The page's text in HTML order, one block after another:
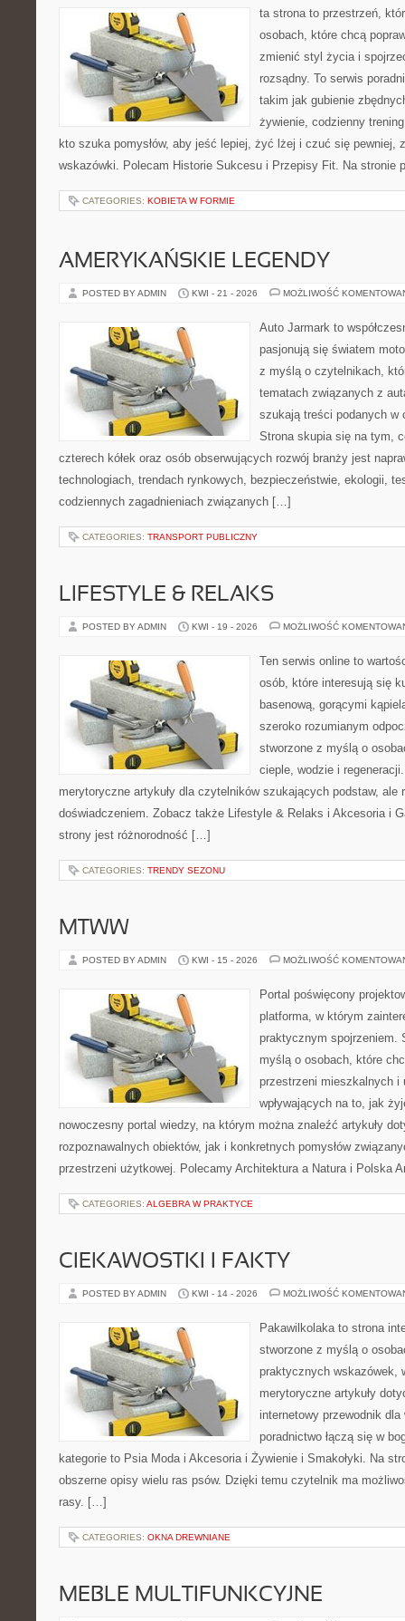
ta strona to przestrzeń,
osobach, które chcą
zmienić styl życia i
rozsądny. To serwis
takim jak gubienie
żywienie, codzienny
kto szuka pomysłów, aby jeść lepiej, żyć lżej i czuć się pewniej,
wskazówki. Polecam Historie Sukcesu i Przepisy Fit. Na stronie
CATEGORIES: KOBIETA W FORMIE
AMERYKAŃSKIE LEGENDY
POSTED BY ADMIN KWI - 21 - 2026 MOŻLIWOŚĆ
Auto Jarmark to
pasjonują się światem
z myślą o czytelnikach,
tematach związanych z
szukają treści podanych
Strona skupia się na tym,
czterech kółek oraz osób obserwujących rozwój branży jest
technologiach, trendach rynkowych, bezpieczeństwie, ekologii,
codziennych zagadnieniach związanych […]
CATEGORIES: TRANSPORT PUBLICZNY
LIFESTYLE & RELAKS
POSTED BY ADMIN KWI - 19 - 2026 MOŻLIWOŚĆ
Ten serwis online to
osób, które interesują się
basenową, gorącymi
szeroko rozumianym
stworzone z myślą o
cieple, wodzie i
merytoryczne artykuły dla czytelników szukających podstaw, ale
doświadczeniem. Zobacz także Lifestyle & Relaks i Akcesoria i
strony jest różnorodność […]
CATEGORIES: TRENDY SEZONU
MTWW
POSTED BY ADMIN KWI - 15 - 2026 MOŻLIWOŚĆ
Portal poświęcony
platforma, w którym
praktycznym spojrzeniem.
myślą o osobach, które
przestrzeni mieszkalnych i
wpływających na to, jak
nowoczesny portal wiedzy, na którym można znaleźć artykuły
rozpoznawalnych obiektów, jak i konkretnych pomysłów
przestrzeni użytkowej. Polecamy Architektura a Natura i Polska
CATEGORIES: ALGEBRA W PRAKTYCE
CIEKAWOSTKI I FAKTY
POSTED BY ADMIN KWI - 14 - 2026 MOŻLIWOŚĆ
Pakawilkolaka to strona
stworzone z myślą o
praktycznych wskazówek,
merytoryczne artykuły
internetowy przewodnik
poradnictwo łączą się w
kategorie to Psia Moda i Akcesoria i Żywienie i Smakołyki. Na
obszerne opisy wielu ras psów. Dzięki temu czytelnik ma
rasy. […]
CATEGORIES: OKNA DREWNIANE
MEBLE MULTIFUNKCYJNE